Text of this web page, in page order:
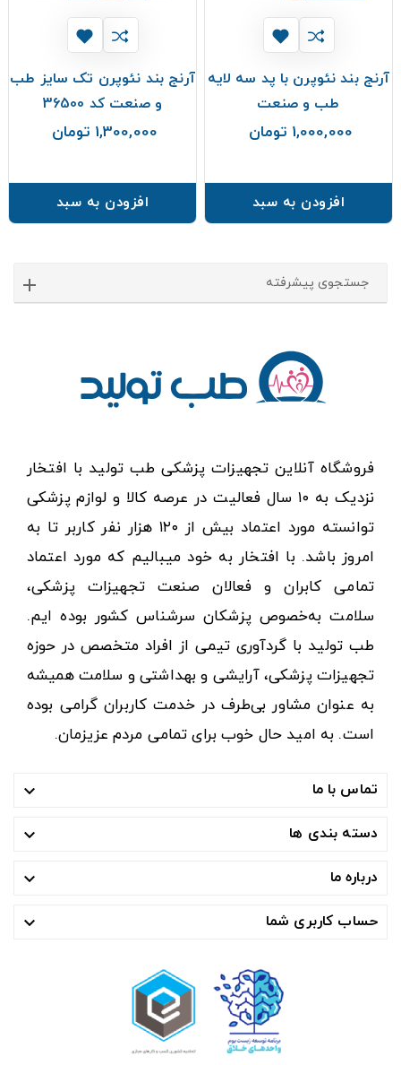
آرنج بند نئوپرن با پد سه لایه
طب و صنعت
1,000,000 تومان
افزودن به سبد
آرنج بند نئوپرن تک سایز طب
و صنعت کد 36500
1,300,000 تومان
افزودن به سبد
جستجوی پیشرفته
فروشگاه آنلاین تجهیزات پزشکی طب تولید با افتخار
نزدیک به ۱۰ سال فعالیت در عرصه کالا و لوازم پزشکی
توانسته مورد اعتماد بیش از ۱۲۰ هزار نفر کاربر تا به
امروز باشد. با افتخار به خود میبالیم که مورد اعتماد
تمامی کابران و فعالان صنعت تجهیزات پزشکی،
سلامت به‌خصوص پزشکان سرشناس کشور بوده ایم.
طب تولید با گردآوری تیمی از افراد متخصص در حوزه
تجهیزات پزشکی، آرایشی و بهداشتی و سلامت همیشه
به عنوان مشاور بی‌طرف در خدمت کاربران گرامی بوده
است. به امید حال خوب برای تمامی مردم عزیزمان.
تماس با ما 
دسته بندی ها 
درباره ما 
حساب کاربری شما 